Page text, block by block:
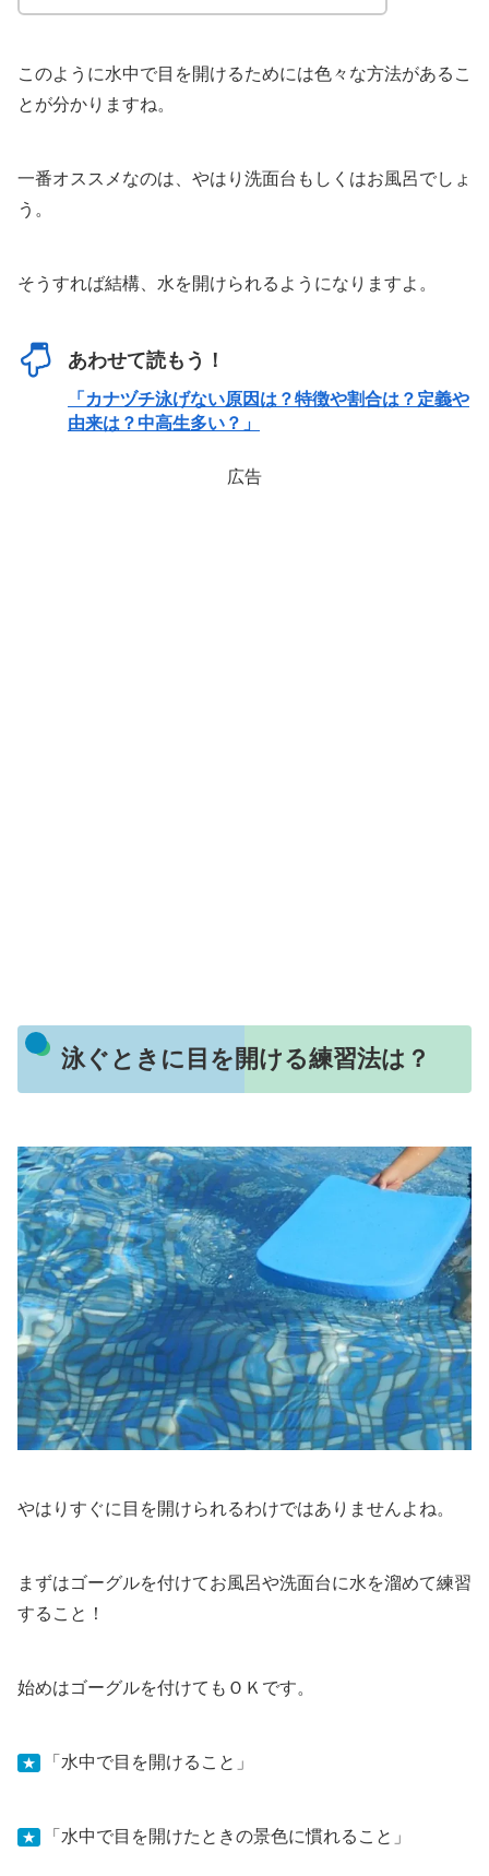
このように水中で目を開けるためには色々な方法があるこ
とが分かりますね。
一番オススメなのは、やはり洗面台もしくはお風呂でしょ
う。
そうすれば結構、水を開けられるようになりますよ。
あわせて読もう！
「カナヅチ泳げない原因は？特徴や割合は？定義や
由来は？中高生多い？」
広告
泳ぐときに目を開ける練習法は？
やはりすぐに目を開けられるわけではありませんよね。
まずはゴーグルを付けてお風呂や洗面台に水を溜めて練習
すること！
始めはゴーグルを付けてもＯＫです。
★ 「水中で目を開けること」
★ 「水中で目を開けたときの景色に慣れること」